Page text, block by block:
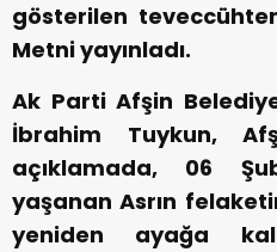
gösterilen
Metni yayınladı.
Ak Parti Afşin
İbrahim Tuykun,
açıklamada, 06
yaşanan Asrın
yeniden ayağa